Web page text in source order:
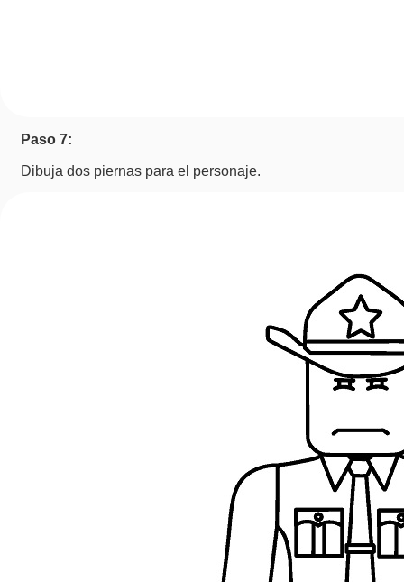
Paso 7:
Dibuja dos piernas para el personaje.